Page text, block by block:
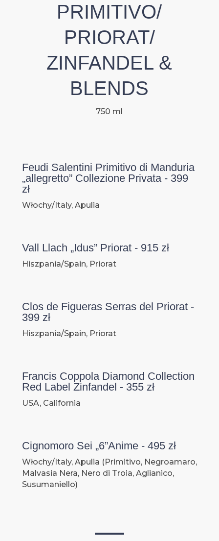
PRIMITIVO/
PRIORAT/
ZINFANDEL &
BLENDS
750 ml
Feudi Salentini Primitivo di Manduria
„allegretto” Collezione Privata - 399
zł
Włochy/Italy, Apulia
Vall Llach „Idus” Priorat - 915 zł
Hiszpania/Spain, Priorat
Clos de Figueras Serras del Priorat -
399 zł
Hiszpania/Spain, Priorat
Francis Coppola Diamond Collection
Red Label Zinfandel - 355 zł
USA, California
Cignomoro Sei „6”Anime - 495 zł
Włochy/Italy, Apulia (Primitivo, Negroamaro,
Malvasia Nera, Nero di Troia, Aglianico,
Susumaniello)